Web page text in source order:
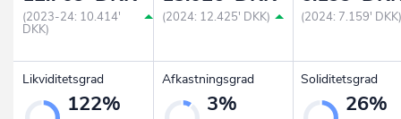
(2023-24: 10.414'
DKK)
(2024: 12.425' DKK) (2024: 7.159'
Likviditetsgrad
122%
Afkastningsgrad
3%
Soliditetsgrad
26%